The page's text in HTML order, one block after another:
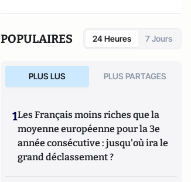
POPULAIRES 24 Heures 7 Jours
PLUS LUS PLUS PARTAGES
1Les Français moins riches que la
moyenne européenne pour la 3e
année consécutive : jusqu'où ira le
grand déclassement ?